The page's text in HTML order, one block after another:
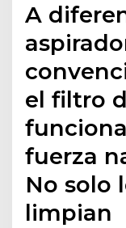
A
el filtro
fuerza
No solo
limpian